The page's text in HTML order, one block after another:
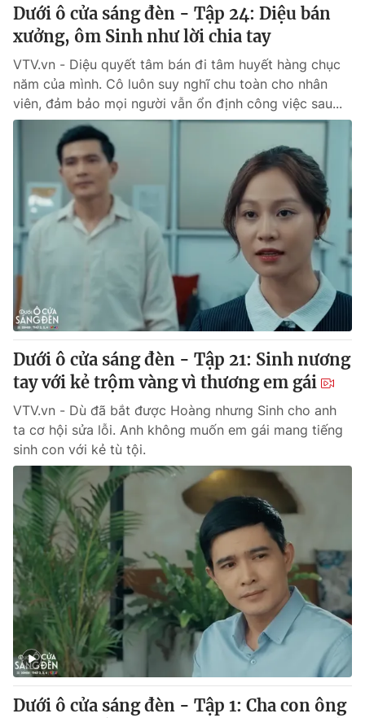
Chuyên mục khác
Emagazine Podcast
Photo Infographic
VTV Money VTV Thể thao
VTV Sức khoẻ Bất động sản
Thị trường 24h Tấm lòng Việt
VTV4 Vươn mình bằng AI
VTV9 VTV8
Liên hệ tòa soạn English
THỜI BÁO VTV
Theo dõi báo trên
Cơ quan chủ quản:Đài Truyền hình Việt Nam
Cơ quan báo chí:Thời báo VTV
Giấy phép hoạt động báo in và báo điện tử số 483/GP-BTTTT
cấp ngày 29/12/2023
Tổng Biên tập:Vũ Thanh Thủy
Phó Tổng Biên tập:Nguyễn Thị Mỹ Hạnh, Phạm Quốc Thắng,
Dưới ô cửa sáng đèn - Tập 24: Diệu bán
xưởng, ôm Sinh như lời chia tay
VTV.vn - Diệu quyết tâm bán đi tâm huyết hàng chục
năm của mình. Cô luôn suy nghĩ chu toàn cho nhân
viên, đảm bảo mọi người vẫn ổn định công việc sau...
Dưới ô cửa sáng đèn - Tập 21: Sinh nương
tay với kẻ trộm vàng vì thương em gái
VTV.vn - Dù đã bắt được Hoàng nhưng Sinh cho anh
ta cơ hội sửa lỗi. Anh không muốn em gái mang tiếng
sinh con với kẻ tù tội.
Dưới ô cửa sáng đèn - Tập 1: Cha con ông